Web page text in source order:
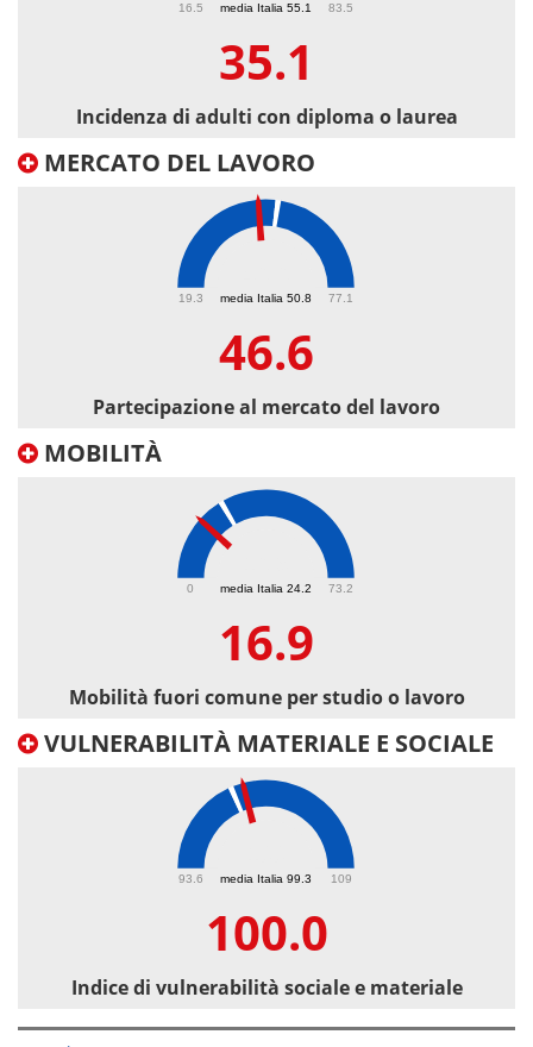
media Italia 55.1
16.5 83.5
35.1
Incidenza di adulti con diploma o laurea
MERCATO DEL LAVORO
media Italia 50.8
19.3 77.1
46.6
Partecipazione al mercato del lavoro
MOBILITÀ
media Italia 24.2
0 73.2
16.9
Mobilità fuori comune per studio o lavoro
VULNERABILITÀ MATERIALE E SOCIALE
media Italia 99.3
93.6 109
100.0
Indice di vulnerabilità sociale e materiale